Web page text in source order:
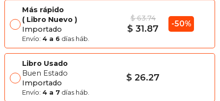
Más rápido
Libro Nuevo
Importado
Envío: 4 a 6 días háb.
$ 63.74
$ 31.87 -50%
Libro Usado
Buen Estado
Importado
Envío: 4 a 7 días háb.
$ 26.27